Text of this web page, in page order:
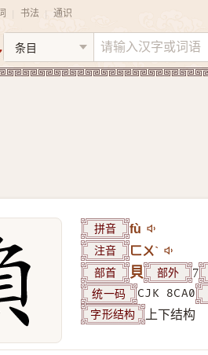
书法 通识
拼音 fù
注音 ㄈㄨˋ
部首 貝 部外 7
统一码 CJK 8CA0
字形结构 上下结构